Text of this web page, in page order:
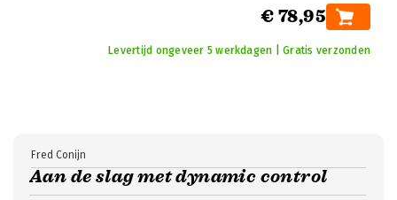
€ 78,95
Levertijd ongeveer 5 werkdagen | Gratis verzonden
Aan de slag met dynamic control
Fred Conijn